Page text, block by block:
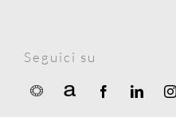
Seguici su